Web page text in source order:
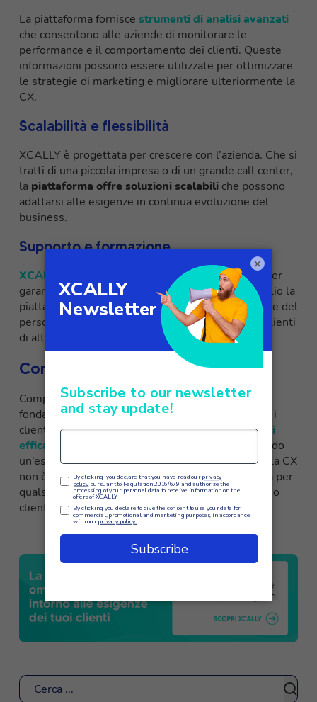
La piattaforma fornisce strumenti di analisi avanzati
che consentono alle aziende di monitorare le
performance e il comportamento dei clienti. Queste
informazioni possono essere utilizzate per ottimizzare
le strategie di marketing e migliorare ulteriormente la
CX.
Scalabilità e flessibilità
XCALLY è progettata per crescere con l’azienda. Che si
tratti di una piccola impresa o di un grande call center,
la piattaforma offre soluzioni scalabili che possono
adattarsi alle esigenze in continua evoluzione del
business.
Supporto e formazione
XCALLY offre supporto e formazione continua
per
garantire che le aziende possano sfruttare al meglio la
piattaforma. Questo investimento nella formazione del
personale è essenziale per garantire un servizio clienti
di alta qualità.
Conclusione
Comprendere cos’è la CX e come migliorarla è
fondamentale per costruire relazioni durature con i
clienti. Strumenti comeXCALLY offrono soluzioni
efficaci
per ottimizzare il customer care, garantendo
un’esperienza unica e soddisfacente. Investire nella CX
non è solo una scelta strategica, ma una necessità per
qualsiasi azienda che desideri eccellere nel servizio
clienti.
Cerca
×